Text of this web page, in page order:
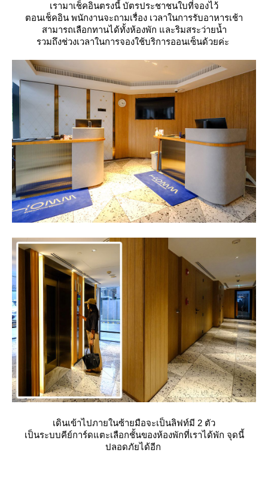
เรามาเช็คอินตรงนี้ บัตรประชาชนใบที่จองไว้
ตอนเช็คอิน พนักงานจะถามเรื่อง เวลาในการรับอาหารเช้า
สามารถเลือกทานได้ทั้งห้องพัก และริมสระว่ายน้ำ
รวมถึงช่วงเวลาในการจองใช้บริการออนเซ็นด้วยค่ะ
เดินเข้าไปภายในซ้ายมือจะเป็นลิฟท์มี 2 ตัว
เป็นระบบคีย์การ์ดแตะเลือกชั้นของห้องพักที่เราได้พัก จุดนี้
ปลอดภัยได้อีก